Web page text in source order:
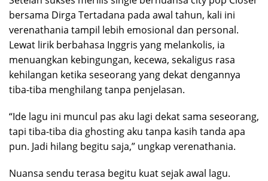
bersama Dirga Tertadana pada awal tahun, kali ini
verenathania tampil lebih emosional dan personal.
Lewat lirik berbahasa Inggris yang melankolis, ia
menuangkan kebingungan, kecewa, sekaligus rasa
kehilangan ketika seseorang yang dekat dengannya
tiba-tiba menghilang tanpa penjelasan.
“Ide lagu ini muncul pas aku lagi dekat sama seseorang,
tapi tiba-tiba dia ghosting aku tanpa kasih tanda apa
pun. Jadi hilang begitu saja,” ungkap verenathania.
Nuansa sendu terasa begitu kuat sejak awal lagu.